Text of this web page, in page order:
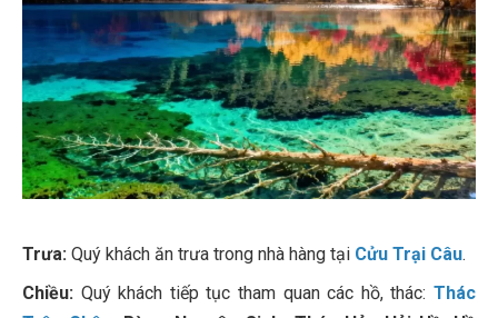
Trưa: Quý khách ăn trưa trong nhà hàng tại Cửu Trại Câu.
Chiều: Quý khách tiếp tục tham quan các hồ, thác:Thác